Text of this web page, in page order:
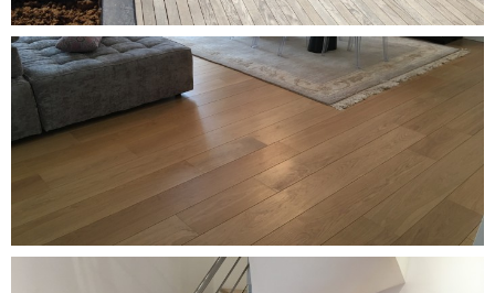
DÉCOUVRIR CE PROJET